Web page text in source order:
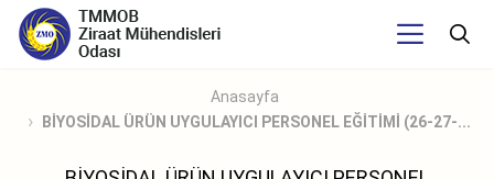
Anasayfa
BİYOSİDAL ÜRÜN UYGULAYICI PERSONEL EĞİTİMİ (26-27-...